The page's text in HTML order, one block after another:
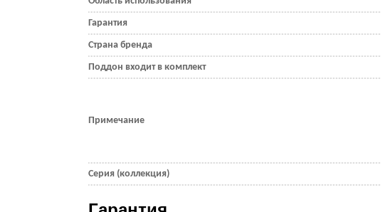
Гарантия
Страна бренда
Поддон входит в комплект
Примечание
Серия (коллекция)